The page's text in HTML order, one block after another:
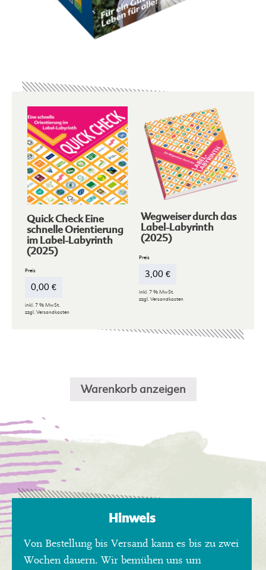
Quick Check Eine
schnelle Orientierung
im Label-Labyrinth
(2025)
0,00 €
inkl. 7 % MwSt.
zzgl. Versandkosten
Wegweiser durch das
Label-Labyrinth
(2025)
3,00 €
inkl. 7 % MwSt.
zzgl. Versandkosten
Warenkorb anzeigen
Hinweis
Von Bestellung bis Versand kann es bis zu zwei
Wochen dauern. Wir bemühen uns um